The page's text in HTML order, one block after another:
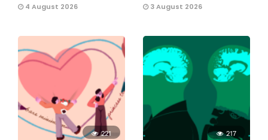
4 August 2026 3 August 2026
221 217